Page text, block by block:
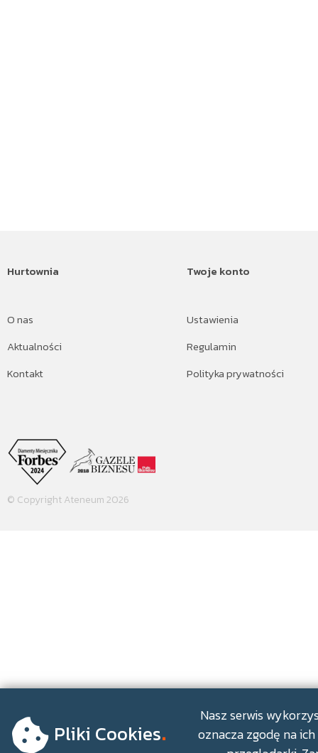
Hurtownia
O nas
Aktualności
Kontakt
Twoje konto
Ustawienia
Regulamin
Polityka prywatności
© Copyright Ateneum 2026
Pliki Cookies.
Nasz serwis
oznacza zgodę na